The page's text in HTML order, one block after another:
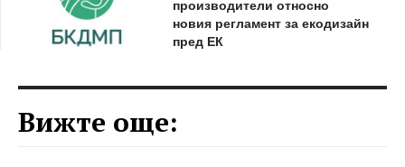
производители относно
новия регламент за екодизайн
пред ЕК
Вижте още: